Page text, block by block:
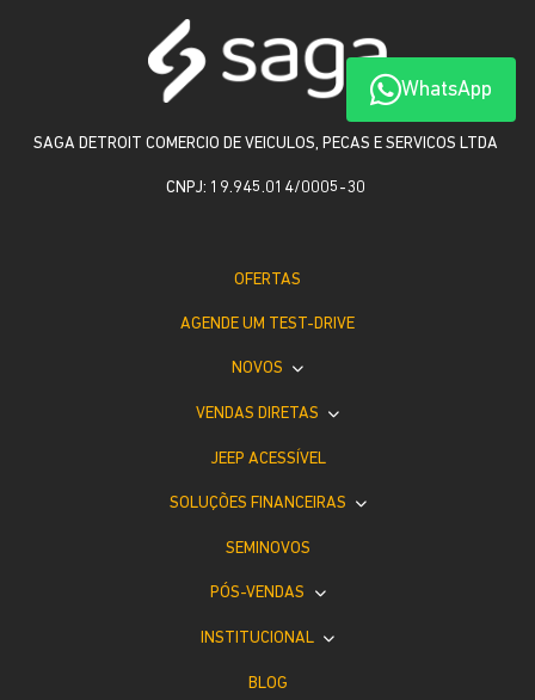
WhatsApp
SAGA DETROIT COMERCIO DE VEICULOS, PECAS E SERVICOS LTDA
CNPJ: 19.945.014/0005-30
OFERTAS
AGENDE UM TEST-DRIVE
NOVOS
VENDAS DIRETAS
JEEP ACESSÍVEL
SOLUÇÕES FINANCEIRAS
SEMINOVOS
PÓS-VENDAS
INSTITUCIONAL
BLOG